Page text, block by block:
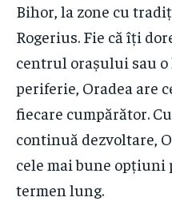
Bihor, la zone cu
Rogerius. Fie că îți
centrul orașului sau
periferie, Oradea are
fiecare cumpărător.
continuă dezvoltare,
cele mai bune
termen lung.